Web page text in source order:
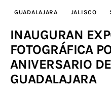
GUADALAJARA JALISCO
INAUGURAN
FOTOGRÁFICA
ANIVERSARIO
GUADALAJARA